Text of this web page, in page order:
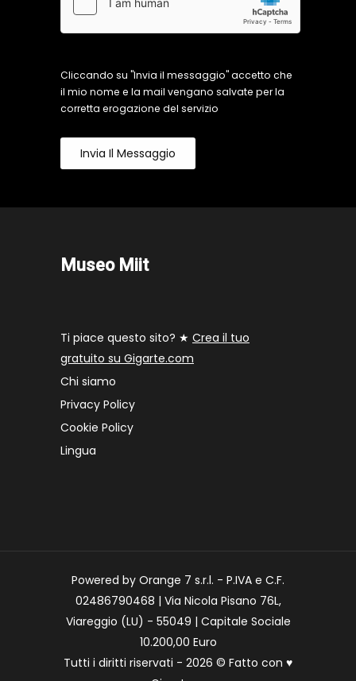
Cliccando su "Invia il messaggio" accetto che
il mio nome e la mail vengano salvate per la
corretta erogazione del servizio
Invia Il Messaggio
Museo Miit
Ti piace questo sito? ★ Crea il tuo
gratuito su Gigarte.com
Chi siamo
Privacy Policy
Cookie Policy
Lingua
Powered by Orange 7 s.r.l. - P.IVA e C.F.
02486790468 | Via Nicola Pisano 76L,
Viareggio (LU) - 55049 | Capitale Sociale
10.200,00 Euro
Tutti i diritti riservati - 2026 © Fatto con ♥